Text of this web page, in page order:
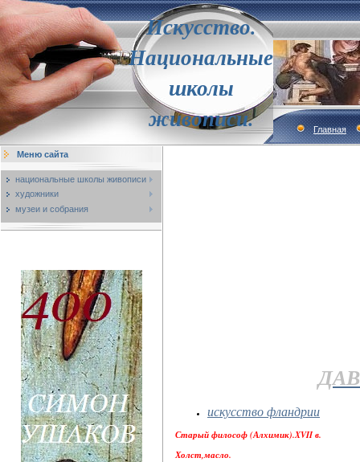
Искусство.
Национальные
школы
живописи.
Главная
Меню сайта
национальные школы живописи
художники
музеи и собрания
искусство фландрии
Старый философ (Алхимик).XVII в.
Холст,масло.